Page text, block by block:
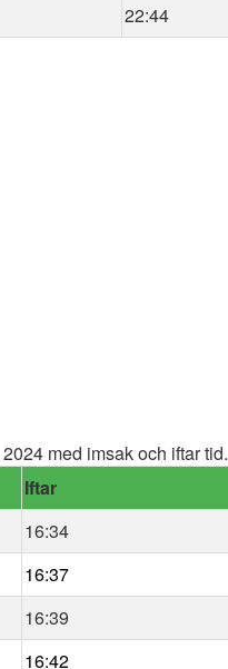
22:44
med imsak och iftar tid.
Iftar
16:34
16:37
16:39
16:42